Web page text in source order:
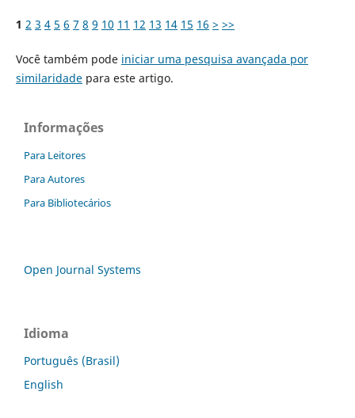
1 2 3 4 5 6 7 8 9 10 11 12 13 14 15 16 > >>
Você também pode iniciar uma pesquisa avançada por
similaridadepara este artigo.
Informações
Para Leitores
Para Autores
Para Bibliotecários
Open Journal Systems
Idioma
Português (Brasil)
English